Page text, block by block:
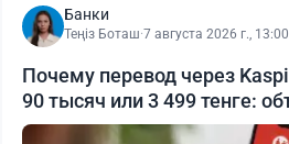
Банки
Теңіз Боташ·7 августа 2026 г., 13:00
Почему перевод через
90 тысяч или 3 499 тенге: